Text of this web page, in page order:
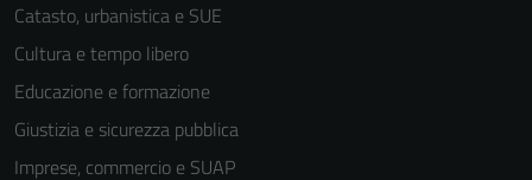
Catasto, urbanistica e SUE
Cultura e tempo libero
Educazione e formazione
Giustizia e sicurezza pubblica
Imprese, commercio e SUAP